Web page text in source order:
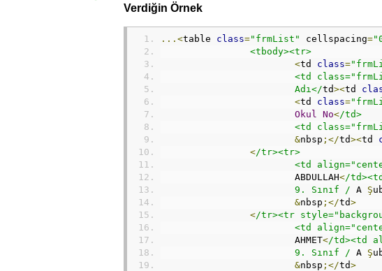
Verdiğin Örnek
...<table class="frmList" cellspacing=
<tbody><tr>
<td class=
<td
			Adı</
td><td
<td class=
Okul No</td>
<td
&nbsp ;</td><td
</tr><tr>
<td
			ABDULLAH
</
			9. Sınıf /
A Ş
&nbsp ;</td>
</tr><tr
<td
			AHMET
</td><td
			9. Sınıf /
A Ş
&nbsp ;</td>